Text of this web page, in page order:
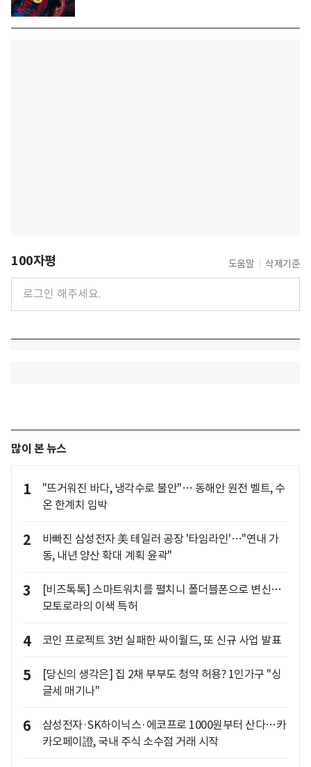
100자평 도움말 삭제기준
많이 본 뉴스
1
"뜨거워진 바다, 냉각수로 불안"… 동해안 원전 벨트, 수
온 한계치 임박
2
바빠진 삼성전자 美 테일러 공장 '타임라인'…"연내 가
동, 내년 양산 확대 계획 윤곽"
3
[비즈톡톡] 스마트워치를 펼치니 폴더블폰으로 변신…
모토로라의 이색 특허
4 코인 프로젝트 3번 실패한 싸이월드, 또 신규 사업 발표
5
[당신의 생각은] 집 2채 부부도 청약 허용? 1인가구 "싱
글세 매기나"
6
삼성전자·SK하이닉스·에코프로 1000원부터 산다…카
카오페이證, 국내 주식 소수점 거래 시작